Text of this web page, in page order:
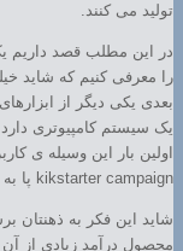
تولید می کنند.
در این مطلب قصد داریم
را معرفی کنیم که شاید
بعدی یکی دیگر از
یک سیستم کامپیوتری
kikstarter campaign پا به عرصه ی چاپ سه بعدی گذاشت.
شاید این فکر به ذهنتان
محصول درآمد زیادی از